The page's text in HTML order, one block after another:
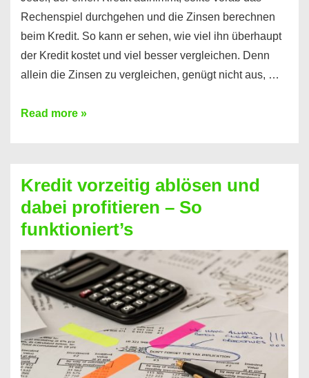
Rechenspiel durchgehen und die Zinsen berechnen
beim Kredit. So kann er sehen, wie viel ihn überhaupt
der Kredit kostet und viel besser vergleichen. Denn
allein die Zinsen zu vergleichen, genügt nicht aus, …
Ganz
Kredit
berechnen
–
Mit
diesen
Regeln!
Read more »
Kredit vorzeitig ablösen und
dabei profitieren – So
funktioniert’s